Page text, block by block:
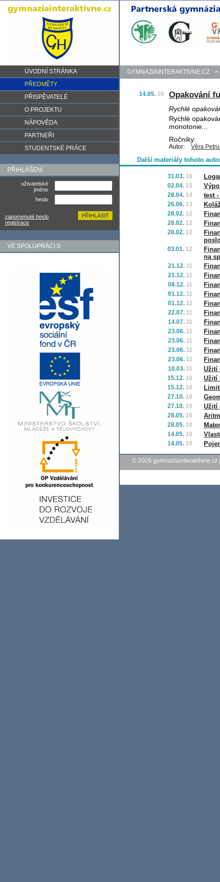
ÚVODNÍ STRÁNKA
PŘEDMĚTY
PŘISPĚVATELÉ
O PROJEKTU
NÁPOVĚDA
PARTNEŘI
STUDENTSKÉ PRÁCE
PŘIHLÁŠENÍ
uživatelské
jméno
heslo
zapomenuté heslo
registrace
VE SPOLUPRÁCI S
GYMNAZIAINTERAKTIVNE.CZ >
14.05. 10 Opakování
Rychlé
Rychlé
monotonie...
Ročníky:
Autor: Věra
Další materiály tohoto
31.03. 16
02.04. 15
28.04. 14 test
26.06. 13
28.02. 12
28.02. 12
28.02. 12
03.01. 12
na
21.12. 11
21.12. 11
08.12. 11
01.12. 11
01.12. 11
22.07. 11
14.07. 11
23.06. 11
23.06. 11
23.06. 11
23.06. 11
10.03. 11 Užití
15.12. 10 Užití
15.12. 10
27.10. 10
27.10. 10 Užití
28.05. 10
28.05. 10
14.05. 10
14.05. 10
© 2026 gymnaziainteraktivne.cz